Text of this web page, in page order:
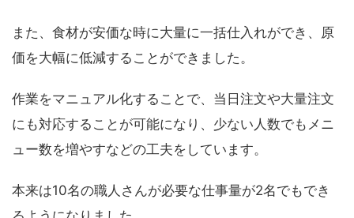
また、食材が安価な時に大量に一括仕入れができ、原
価を大幅に低減することができました。
作業をマニュアル化することで、当日注文や大量注文
にも対応することが可能になり、少ない人数でもメニ
ュー数を増やすなどの工夫をしています。
本来は10名の職人さんが必要な仕事量が2名でもでき